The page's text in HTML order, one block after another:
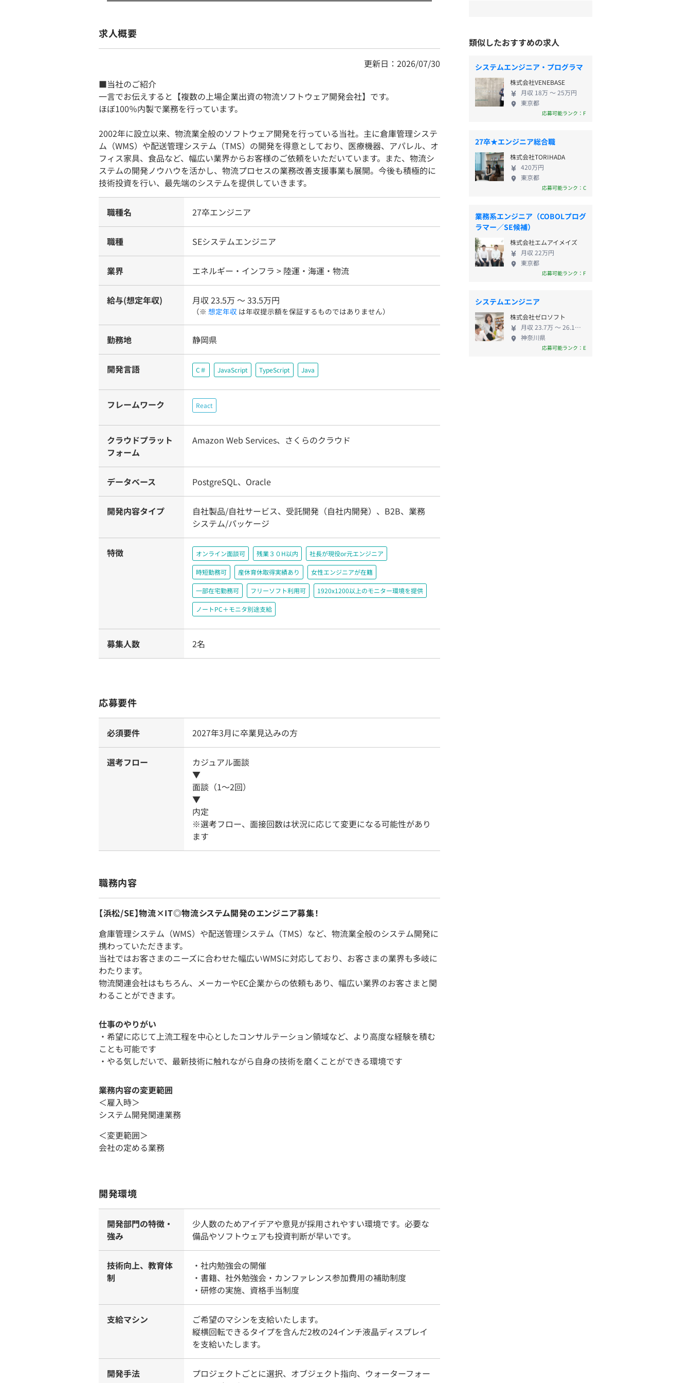
求人概要
更新日：2026/07/30
■当社のご紹介
一言でお伝えすると【複数の上場企業出資の物流ソフトウェア開発会社】です。
ほぼ100％内製で業務を行っています。
2002年に設立以来、物流業全般のソフトウェア開発を行っている当社。主に倉庫管理システ
ム（WMS）や配送管理システム（TMS）の開発を得意としており、医療機器、アパレル、オ
フィス家具、食品など、幅広い業界からお客様のご依頼をいただいています。また、物流シ
ステムの開発ノウハウを活かし、物流プロセスの業務改善支援事業も展開。今後も積極的に
技術投資を行い、最先端のシステムを提供していきます。
職種名 27卒エンジニア
職種 SEシステムエンジニア
業界 エネルギー・インフラ > 陸運・海運・物流
給与(想定年収) 月収 23.5万 〜 33.5万円
（※ 想定年収 は年収提示額を保証するものではありません）
勤務地 静岡県
開発言語 C＃ JavaScript TypeScript Java
フレームワーク React
クラウドプラット
フォーム
Amazon Web Services、さくらのクラウド
データベース PostgreSQL、Oracle
開発内容タイプ
自社製品/自社サービス、受託開発（自社内開発）、B2B、業務
システム/パッケージ
特徴 オンライン面談可 残業３０H以内 社長が現役or元エンジニア
時短勤務可 産休育休取得実績あり 女性エンジニアが在籍
一部在宅勤務可 フリーソフト利用可 1920x1200以上のモニター環境を提供
ノートPC＋モニタ別途支給
募集人数 2名
応募要件
必須要件 2027年3月に卒業見込みの方
選考フロー
カジュアル面談
▼
面談（1～2回）
▼
内定
※選考フロー、面接回数は状況に応じて変更になる可能性があり
ます
職務内容
【浜松/SE】物流×IT◎物流システム開発のエンジニア募集！
倉庫管理システム（WMS）や配送管理システム（TMS）など、物流業全般のシステム開発に
携わっていただきます。
当社ではお客さまのニーズに合わせた幅広いWMSに対応しており、お客さまの業界も多岐に
わたります。
物流関連会社はもちろん、メーカーやEC企業からの依頼もあり、幅広い業界のお客さまと関
わることができます。
仕事のやりがい
・希望に応じて上流工程を中心としたコンサルテーション領域など、より高度な経験を積む
ことも可能です
・やる気しだいで、最新技術に触れながら自身の技術を磨くことができる環境です
業務内容の変更範囲
＜雇入時＞
システム開発関連業務
＜変更範囲＞
会社の定める業務
開発環境
開発部門の特徴・
強み
少人数のためアイデアや意見が採用されやすい環境です。必要な
備品やソフトウェアも投資判断が早いです。
技術向上、教育体
制
・社内勉強会の開催
・書籍、社外勉強会・カンファレンス参加費用の補助制度
・研修の実施、資格手当制度
支給マシン
ご希望のマシンを支給いたします。
縦横回転できるタイプを含んだ2枚の24インチ液晶ディスプレイ
を支給いたします。
開発手法
プロジェクトごとに選択、オブジェクト指向、ウォーターフォー
類似したおすすめの求人
システムエンジニア・プログラマ
株式会社VENEBASE
月収 18万 〜 25万円
東京都
応募可能ランク：F
27卒★エンジニア総合職
株式会社TORIHADA
420万円
東京都
応募可能ランク：C
業務系エンジニア（COBOLプログ
ラマー／SE候補）
株式会社エムアイメイズ
月収 22万円
東京都
応募可能ランク：F
システムエンジニア
株式会社ゼロソフト
月収 23.7万 〜 26.1万円
神奈川県
応募可能ランク：E